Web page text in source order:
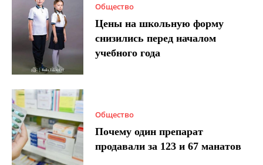
Общество
Цены на школьную форму
снизились перед началом
учебного года
Общество
Почему один препарат
продавали за 123 и 67 манатов